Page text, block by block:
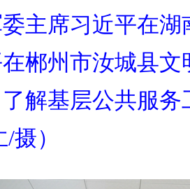
主席习近平在
郴州市汝城县
解基层公共服
摄）